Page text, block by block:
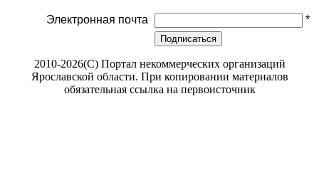
Электронная почта *
Подписаться
2010-2026(С) Портал некоммерческих организаций
Ярославской области. При копировании материалов
обязательная ссылка на первоисточник